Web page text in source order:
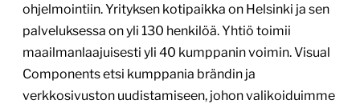
ohjelmointiin. Yrityksen kotipaikka on Helsinki ja sen
palveluksessa on yli 130 henkilöä. Yhtiö toimii
maailmanlaajuisesti yli 40 kumppanin voimin. Visual
Components etsi kumppania brändin ja
verkkosivuston uudistamiseen, johon valikoiduimme